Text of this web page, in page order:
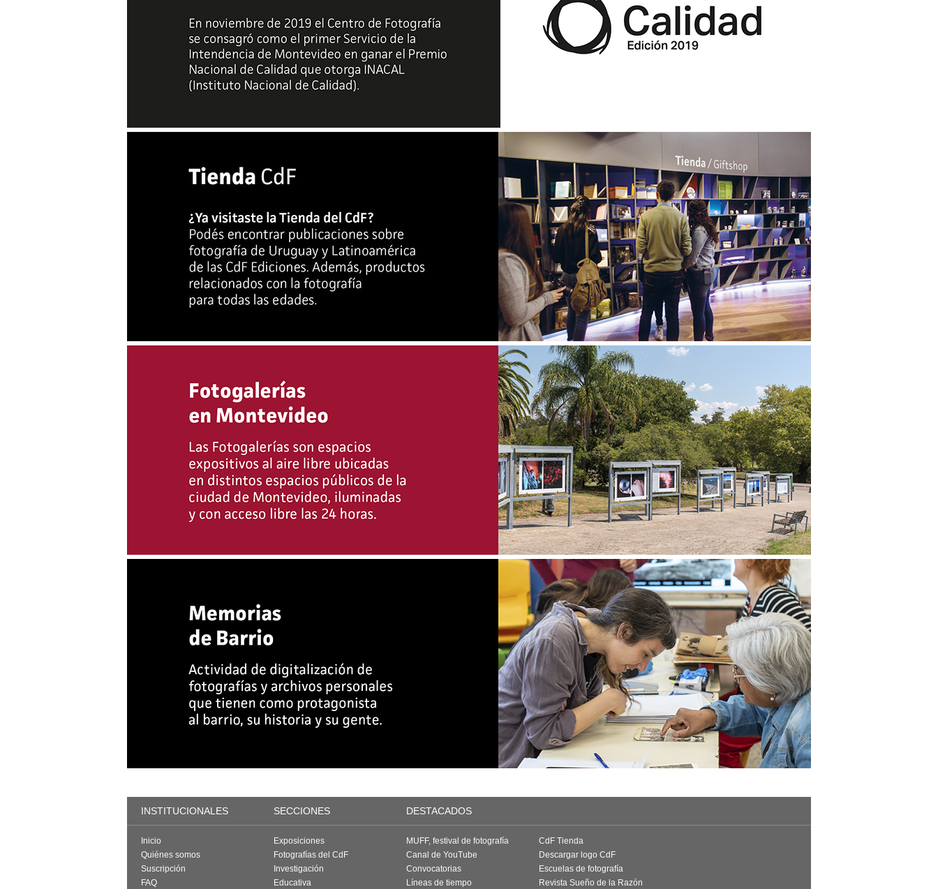
INSTITUCIONALES SECCIONES DESTACADOS
Inicio
Quiénes somos
Suscripción
FAQ
Exposiciones
Fotografías del CdF
Investigación
Educativa
MUFF, festival de fotografía
Canal de YouTube
Convocatorias
Líneas de tiempo
CdF Tienda
Descargar logo CdF
Escuelas de fotografía
Revista Sueño de la Razón